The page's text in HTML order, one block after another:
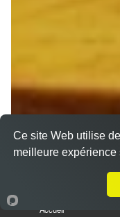
Accueil
Ce site Web utilise
meilleure expérience